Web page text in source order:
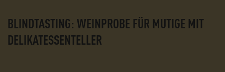
BLINDTASTING: WEINPROBE FÜR MUTIGE MIT
DELIKATESSENTELLER